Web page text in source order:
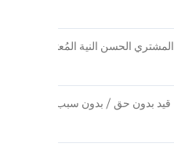
المشتري الحسن النية المُعتمِد على
قيد بدون حق / بدون سبب شرعي،